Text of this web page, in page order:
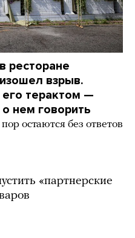
ресторане
взрыв.
его терактом —
нем говорить
остаются без ответов
«партнерские